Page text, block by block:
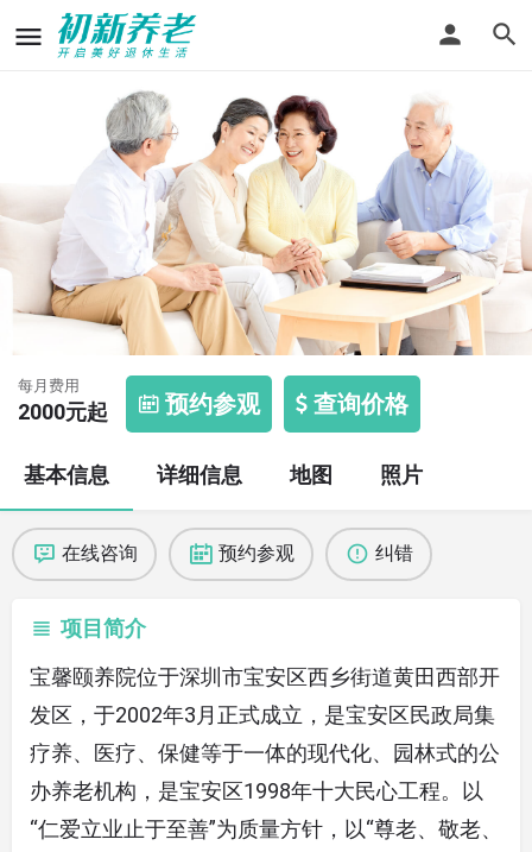
福利中心宝馨颐养院
每月费用
2000元起 预约参观 查询价格
基本信息 详细信息 地图 照片
在线咨询 预约参观 纠错
项目简介
宝馨颐养院位于深圳市宝安区西乡街道黄田西部开
发区，于2002年3月正式成立，是宝安区民政局集
疗养、医疗、保健等于一体的现代化、园林式的公
办养老机构，是宝安区1998年十大民心工程。以
“仁爱立业止于至善”为质量方针，以“尊老、敬老、